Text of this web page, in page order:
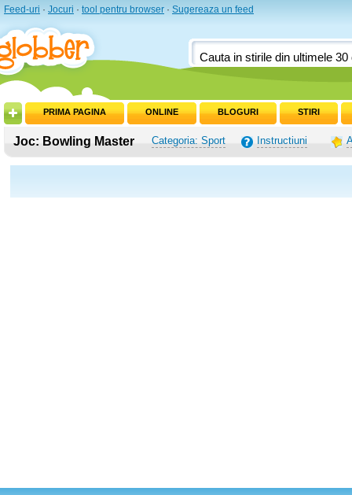
Feed-uri · Jocuri · tool pentru browser · Sugereaza un feed
PRIMA PAGINA ONLINE BLOGURI STIRI
Joc: Bowling Master Categoria: Sport Instructiuni